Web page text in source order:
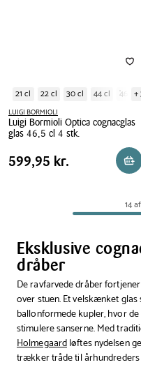
21 cl 22 cl 30 cl 44 cl 46 cl+
LUIGI BORMIOLI
Luigi Bormioli Optica cognacglas
glas 46,5 cl 4 stk.
Luigi
Bormioli
stk.
Pris
Pris 599,95 kr.
599,95 kr.
14
Eksklusive
dråber
De ravfarvede dråber
over stuen. Et velskænket
ballonformede kupler, hvor
stimulere sanserne. Med
Holmegaardløftes nydelsen
trækker tråde til århundreders